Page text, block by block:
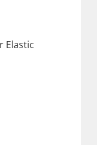
Elastic